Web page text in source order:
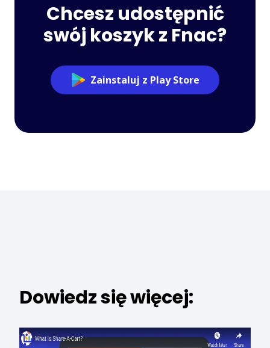
Chcesz udostępnić
swój koszyk z Fnac?
Zainstaluj z Play Store
Dowiedz się więcej: